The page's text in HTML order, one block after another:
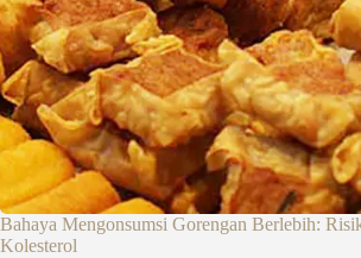
Bahaya Mengonsumsi Gorengan Berlebih:
Kolesterol